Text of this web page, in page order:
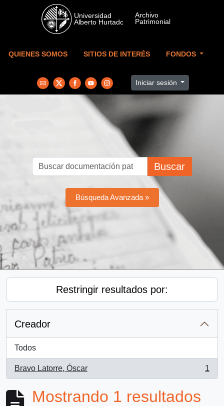
Skip to main content
QUIENES SOMOS SITIOS DE INTERÉS FONDOS
Iniciar sesión
Buscar
Búsqueda Avanzada »
Restringir resultados por:
Creador
Todos
Bravo Latorre, Óscar
, 1 resultados
1
Mostrando 1 resultados